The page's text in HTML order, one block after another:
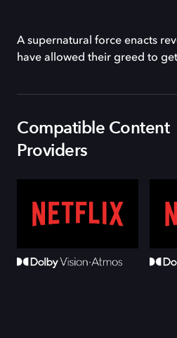
A supernatural force enacts
have allowed their greed to
Compatible Content
Providers